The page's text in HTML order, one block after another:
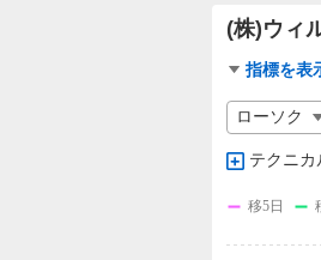
(株)ウィ
チ
ャ
ー
ト
指
標
指標を表
チ
ャ
ー
の
定
テクニカ
移5日